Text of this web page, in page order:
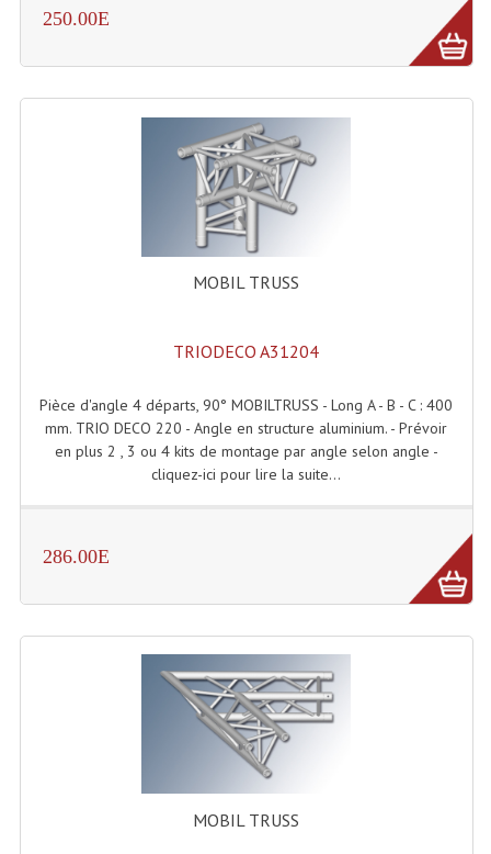
Angles Structure ASD SZ 290
Angles Structure Duo290
Angles Structure QUATRO290
Angles Structure SC150
Angles Structure SD250
Angles Trio Steel Acier
Cercle Monotube
Crochets Et Accessoires
Embases Pour Structure
Grill Auto-Porté
Monotubes Et Angles 50mm
Pendrillon Et Ossature
250.00E
MOBIL TRUSS
TRIODECO A31204
Pièce d'angle 4 départs, 90° MOBILTRUSS - Long A - B - C : 400
mm. TRIO DECO 220 - Angle en structure aluminium. - Prévoir
en plus 2 , 3 ou 4 kits de montage par angle selon angle -
cliquez-ici pour lire la suite...
286.00E
MOBIL TRUSS